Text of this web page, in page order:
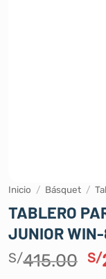
Inicio / Básquet /
TABLERO
JUNIOR
S/415.00 El
S/